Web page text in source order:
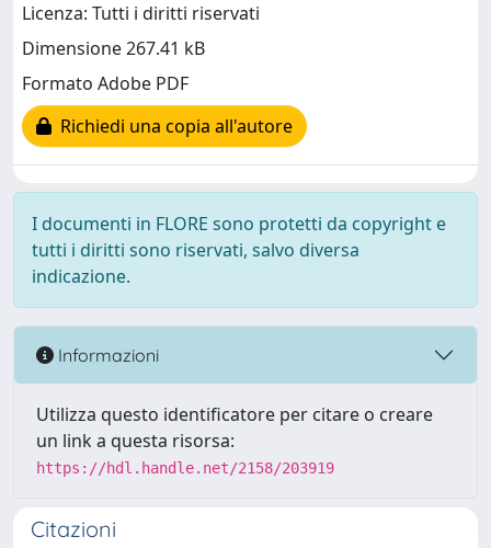
Licenza: Tutti i diritti riservati
Dimensione 267.41 kB
Formato Adobe PDF
Richiedi una copia all'autore
I documenti in FLORE sono protetti da copyright e
tutti i diritti sono riservati, salvo diversa
indicazione.
Informazioni
Utilizza questo identificatore per citare o creare
un link a questa risorsa:
https://hdl.handle.net/2158/203919
Citazioni